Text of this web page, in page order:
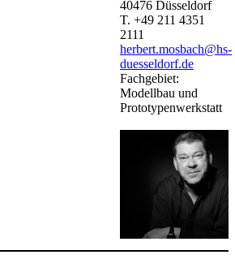
40476Düsseldorf
T.+49 211 4351
2111
herbert.mosbach@hs-
duesseldorf.de
Fachgebiet:
Modellbau und
Prototypenwerkstatt